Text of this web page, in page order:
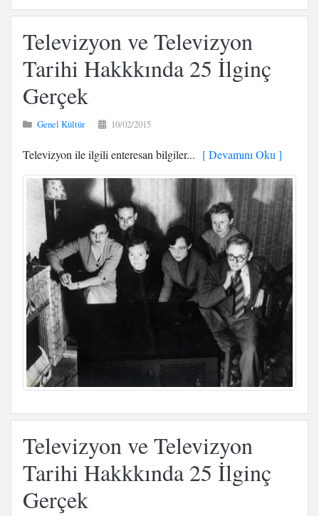
Televizyon ve Televizyon
Tarihi Hakkkında 25 İlginç
Gerçek
Genel Kültür 10/02/2015
Televizyon ile ilgili enteresan bilgiler... [ Devamını Oku ]
Televizyon ve Televizyon
Tarihi Hakkkında 25 İlginç
Gerçek